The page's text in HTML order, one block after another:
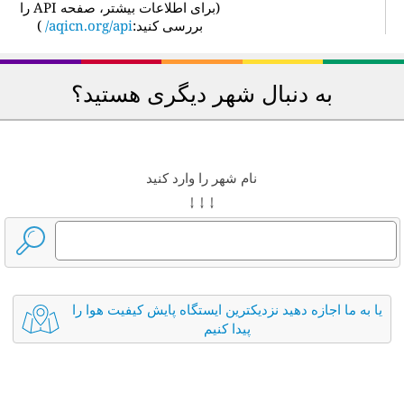
برای اطلاعات بیشتر، صفحه API را
بررسی کنید:aqicn.org/api/
)
به دنبال شهر دیگری هستید؟
نام شهر را وارد کنید
↓ ↓ ↓
یا به ما اجازه دهید نزدیکترین ایستگاه پایش کیفیت هوا را
پیدا کنیم